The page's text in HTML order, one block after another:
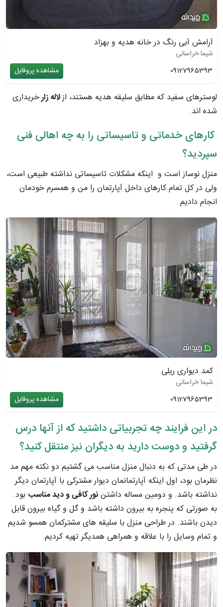
آرامش آبی رنگ در خانه هدیه و بهزاد
شیما خراسانی
09127965393
مشاهده پروفایل
لوسترهای سفید که مطابق سلیقه هدیه هستند، ازلاله زارخریداری
شده اند.
کارهای خدماتی و تاسیساتی را به چه اهالی فنی
سپردید؟
منزل نوساز است و اینکه مشکلات تاسیساتی نداشته طبیعی است،
ولی در کل تمام کارهای داخل آپارتمان را من و همسرم خودمان
انجام دادیم.
کمد دیواری ریلی
شیما خراسانی
09127965393
مشاهده پروفایل
در این فرایند چه تجربیاتی داشتید که از آنها درس
گرفتید و دوست دارید به دیگران نیز منتقل کنید؟
در طی مدتی که به دنبال منزل مناسب می گشتیم دو نکته مهم مد
نظرمان بود، اول اینکه آپارتمانمان دیوار مشترکی با آپارتمان دیگر
نداشته باشد. و دومین مساله داشتننور کافی و دید مناسب بود.
به صورتی که پنجره به بیرون داشته باشد و گل و گیاه بیرون قابل
دیدن باشند. در طراحی منزل با سلیقه های مشترکمان همسو شدیم
و تمام وسایل را با علاقه و همراهی همدیگر تهیه کردیم.